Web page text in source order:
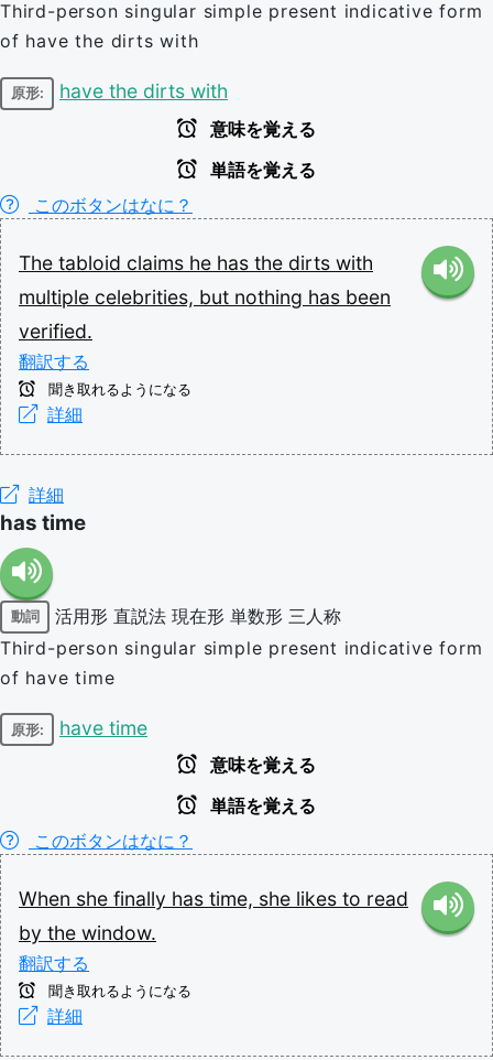
Third-person singular simple present indicative form
of have the dirts with
原形: have the dirts with
意味を覚える
単語を覚える
このボタンはなに？
The tabloid claims he has the dirts with
multiple celebrities, but nothing has been
verified.
翻訳する
聞き取れるようになる
詳細
詳細
has time
動詞 活用形 直説法 現在形 単数形 三人称
Third-person singular simple present indicative form
of have time
原形: have time
意味を覚える
単語を覚える
このボタンはなに？
When she finally has time, she likes to read
by the window.
翻訳する
聞き取れるようになる
詳細